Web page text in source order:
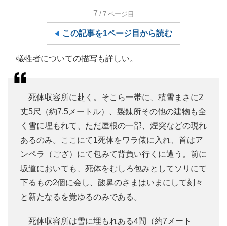
7 /7 ページ目
この記事を1ページ目から読む
犠牲者についての描写も詳しい。
死体収容所に赴く。そこら一帯に、積雪まさに2
丈5尺（約7.5メートル）、製錬所その他の建物も全
く雪に埋もれて、ただ屋根の一部、煙突などの現れ
あるのみ。ここにて1死体をワラ俵に入れ、首はア
ンペラ（ござ）にて包みて背負い行くに遭う。前に
坂道においても、死体をむしろ包みとしてソリにて
下るもの2個に会し、酸鼻のさまはいまにして刻々
と新たなるを覚ゆるのみである。
死体収容所は雪に埋もれある4間（約7メート